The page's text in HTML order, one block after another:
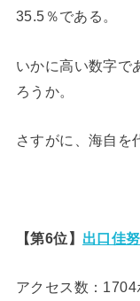
35.5％である。
いかに高い数字で
ろうか。
さすがに、海自を
【第6位】 出口佳
アクセス数：1704